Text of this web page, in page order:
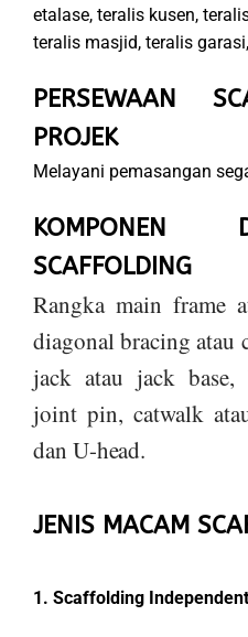
etalase, teralis kusen,
teralis masjid, teralis
PERSEWAAN
PROJEK
Melayani pemasangan
KOMPONEN
SCAFFOLDING
Rangka main frame
diagonal bracing atau
jack atau jack
joint pin, catwalk
dan U-head.
JENIS MACAM
1. Scaffolding Independent